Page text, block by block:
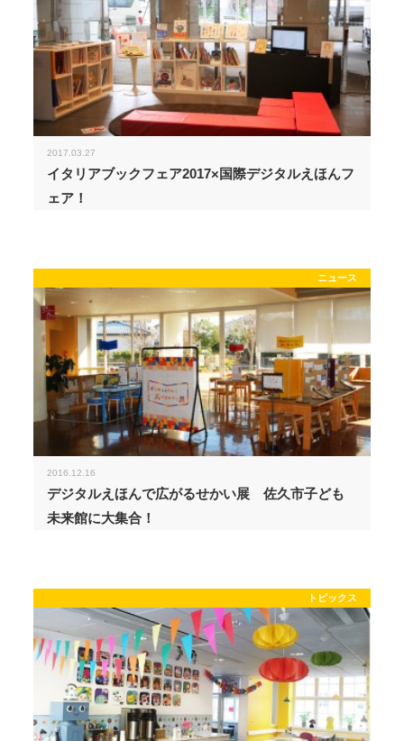
2017.03.27
イタリアブックフェア2017×国際デジタルえほんフ
ェア！
ニュース
2016.12.16
デジタルえほんで広がるせかい展 佐久市子ども
未来館に大集合！
トピックス